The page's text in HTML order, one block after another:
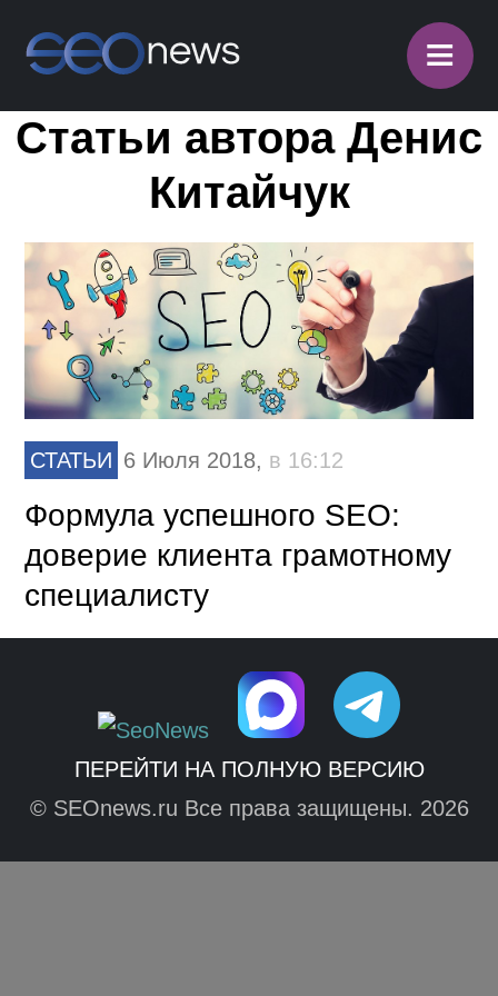
≡
Статьи автора Денис
Китайчук
СТАТЬИ 6 Июля 2018, в 16:12
Формула успешного SEO:
доверие клиента грамотному
специалисту
ПЕРЕЙТИ НА ПОЛНУЮ ВЕРСИЮ
© SEOnews.ru Все права защищены. 2026